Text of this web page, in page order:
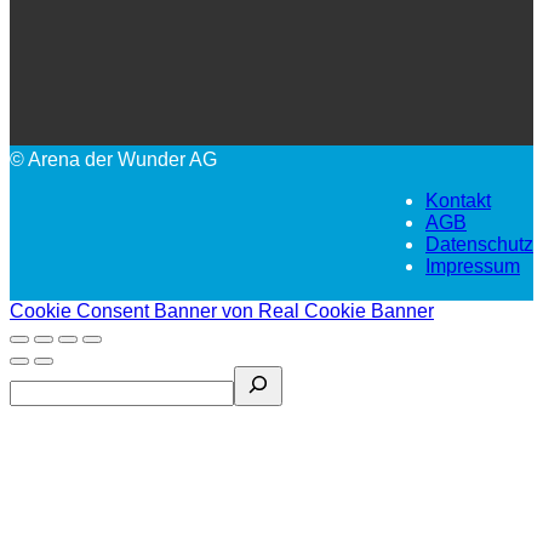
© Arena der Wunder AG
Kontakt
AGB
Datenschutz
Impressum
Cookie Consent Banner von Real Cookie Banner